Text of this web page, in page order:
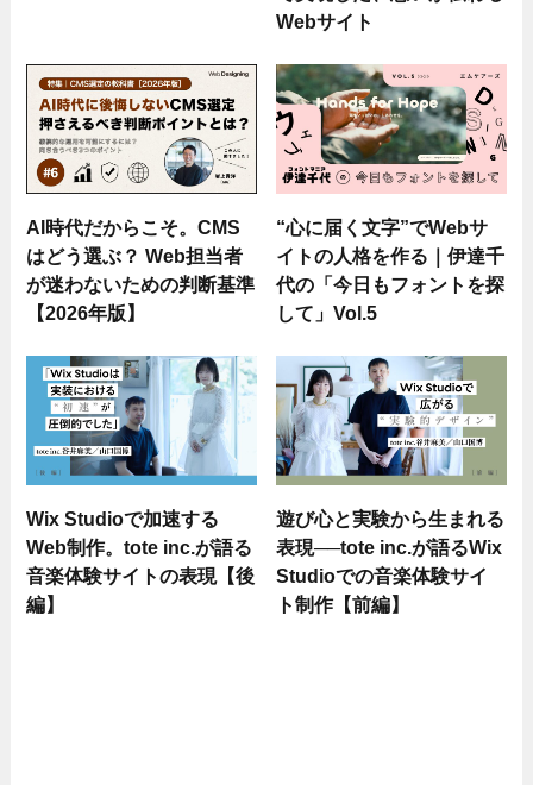
Webサイト
AI時代だからこそ。CMS
はどう選ぶ？ Web担当者
が迷わないための判断基準
【2026年版】
“心に届く文字”でWebサ
イトの人格を作る｜伊達千
代の「今日もフォントを探
して」Vol.5
Wix Studioで加速する
Web制作。tote inc.が語る
音楽体験サイトの表現【後
編】
遊び心と実験から生まれる
表現──tote inc.が語るWix
Studioでの音楽体験サイ
ト制作【前編】